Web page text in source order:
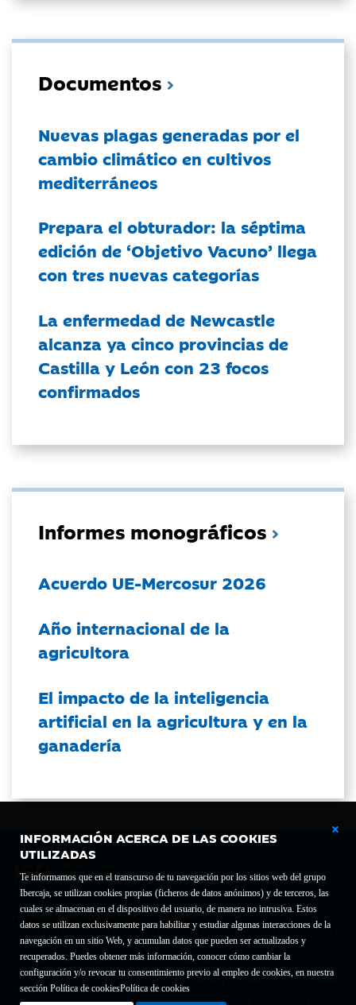
INFORMACIÓN ACERCA DE LAS COOKIES
UTILIZADAS
Te informamos que en el transcurso de tu navegación por los sitios web del grupo
Ibercaja, se utilizan cookies propias (ficheros de datos anónimos) y de terceros, las
cuales se almacenan en el dispositivo del usuario, de manera no intrusiva. Estos
datos se utilizan exclusivamente para habilitar y estudiar algunas interacciones de la
navegación en un sitio Web, y acumulan datos que pueden ser actualizados y
recuperados. Puedes obtener más información, conocer cómo cambiar la
configuración y/o revocar tu consentimiento previo al empleo de cookies, en nuestra
sección Política de cookiesPolítica de cookies
Documentos
Nuevas plagas generadas por el
cambio climático en cultivos
mediterráneos
Prepara el obturador: la séptima
edición de ‘Objetivo Vacuno’ llega
con tres nuevas categorías
La enfermedad de Newcastle
alcanza ya cinco provincias de
Castilla y León con 23 focos
confirmados
Informes monográficos
Acuerdo UE-Mercosur 2026
Año internacional de la
agricultora
El impacto de la inteligencia
artificial en la agricultura y en la
ganadería
Fundación Bancaria Ibercaja C.I.F. G-50000652.
Inscrita en el Registro de Fundaciones del Mº de Educación, Cultura y Deporte con el nº
1689.
Domicilio social: Joaquín Costa, 13. 50001 Zaragoza.
Contacto
Declaración de accesibilidad
Aviso legal Política de privacidad